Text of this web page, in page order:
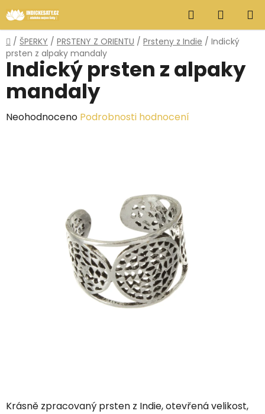
na
obsah
Hledat
KOŠÍK
Domů
/ ŠPERKY / PRSTENY Z ORIENTU / Prsteny z Indie / Indický
prsten z alpaky mandaly
Krásně zpracovaný prsten z Indie, otevřená velikost,
Indický prsten z alpaky
mandaly
Průměrné
Neohodnoceno Podrobnosti hodnocení